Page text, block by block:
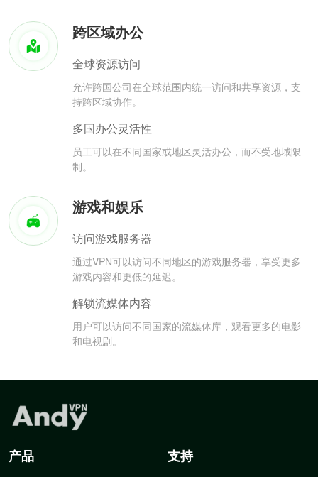
跨区域办公
全球资源访问
允许跨国公司在全球范围内统一访问和共享资源，支
持跨区域协作。
多国办公灵活性
员工可以在不同国家或地区灵活办公，而不受地域限
制。
游戏和娱乐
访问游戏服务器
通过VPN可以访问不同地区的游戏服务器，享受更多
游戏内容和更低的延迟。
解锁流媒体内容
用户可以访问不同国家的流媒体库，观看更多的电影
和电视剧。
产品 支持